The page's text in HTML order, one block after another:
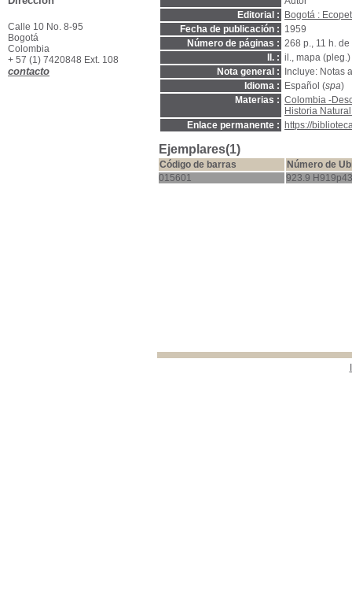
Editorial :
Bogotá :
Fecha de publicación : 1959
Número de páginas : 268 p., 11 h. de
Il. : il., mapa (pleg.)
Nota general :
Incluye: Notas
Idioma :
Español (spa)
Materias : Colombia -
Historia
Enlace permanente :
https://
Ejemplares(1)
Código de barras
Número de
015601
923.9 H919p43
Calle 10 No. 8-95
Bogotá
Colombia
+ 57 (1) 7420848 Ext. 108
contacto